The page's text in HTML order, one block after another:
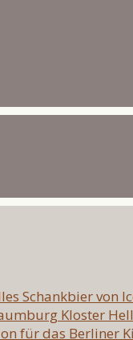
Schankbier von
Kloster
für das Berliner